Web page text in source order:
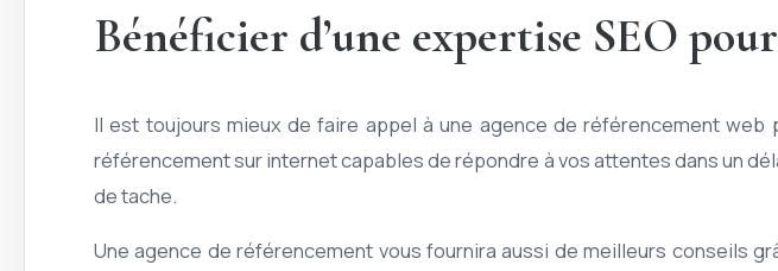
Bénéficier d’une expertise SEO
Il est toujours mieux de faire appel à une agence de référencement
référencement sur internet capables de répondre à vos attentes dans un
de tache.
Une agence de référencement vous fournira aussi de meilleurs conseils